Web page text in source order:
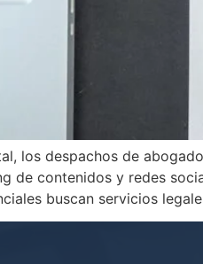
los despachos de
de contenidos y redes
buscan servicios